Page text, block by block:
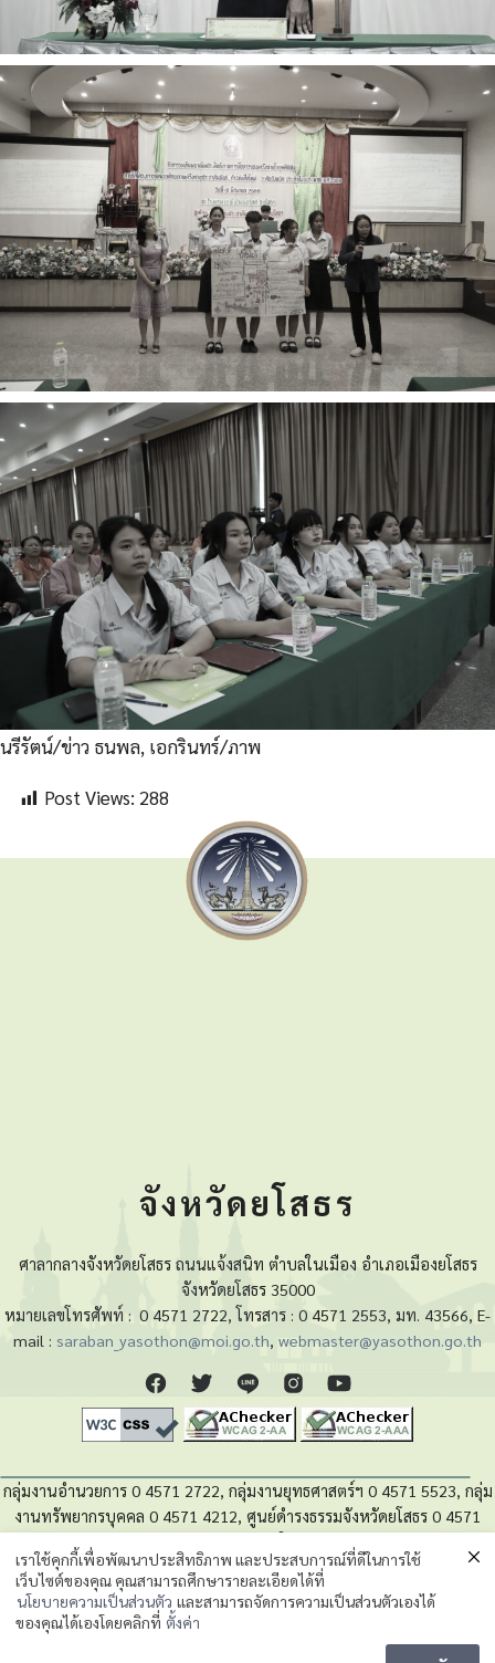
นรีรัตน์/ข่าว ธนพล, เอกรินทร์/ภาพ
Post Views: 288
จังหวัดยโสธร
ศาลากลางจังหวัดยโสธร ถนนแจ้งสนิท ตำบลในเมือง อำเภอเมืองยโสธร
จังหวัดยโสธร 35000
หมายเลขโทรศัพท์ : 0 4571 2722, โทรสาร : 0 4571 2553, มท. 43566, E-
mail : saraban_yasothon@moi.go.th, webmaster@yasothon.go.th
กลุ่มงานอำนวยการ 0 4571 2722, กลุ่มงานยุทธศาสตร์ฯ 0 4571 5523, กลุ่ม
งานทรัพยากรบุคคล 0 4571 4212, ศูนย์ดำรงธรรมจังหวัดยโสธร 0 4571
นโยบายความเป็นส่วนตัวของข้อมูล
©2023 กลุ่มงานยุทธศาสตร์และข้อมูลเพื่อการพัฒนาจังหวัด. สำนักงานจังหวัดยโสธร.
เราใช้คุกกี้เพื่อพัฒนาประสิทธิภาพ และประสบการณ์ที่ดีในการใช้
เว็บไซต์ของคุณ คุณสามารถศึกษารายละเอียดได้ที่
นโยบายความเป็นส่วนตัว และสามารถจัดการความเป็นส่วนตัวเองได้
ของคุณได้เองโดยคลิกที่ ตั้งค่า